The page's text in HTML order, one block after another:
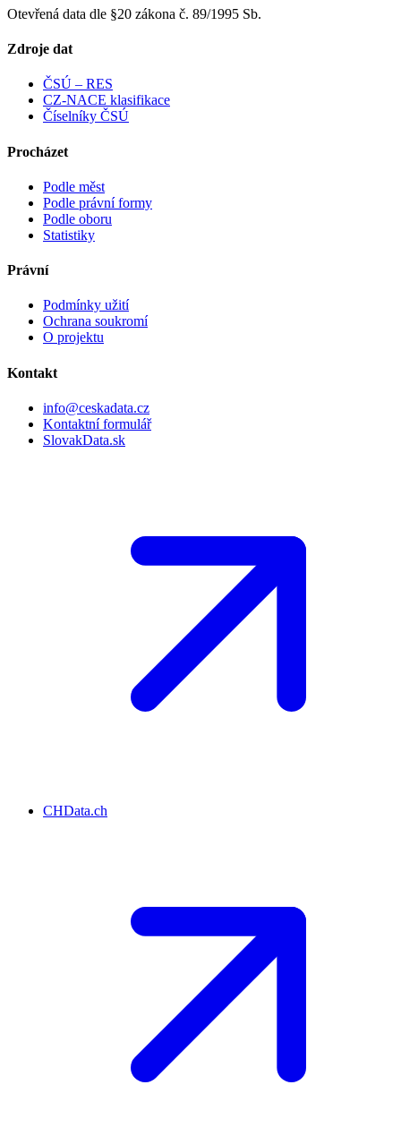
Otevřená data dle §20 zákona č. 89/1995 Sb.
Zdroje dat
ČSÚ – RES
CZ-NACE klasifikace
Číselníky ČSÚ
Procházet
Podle měst
Podle právní formy
Podle oboru
Statistiky
Právní
Podmínky užití
Ochrana soukromí
O projektu
Kontakt
info@ceskadata.cz
Kontaktní formulář
SlovakData.sk
CHData.ch